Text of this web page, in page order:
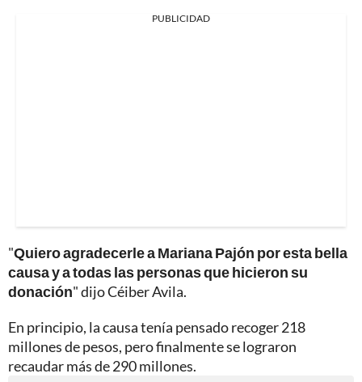
PUBLICIDAD
"Quiero agradecerle a Mariana Pajón por esta bella
causa y a todas las personas que hicieron su
donación" dijo Céiber Avila.
En principio, la causa tenía pensado recoger 218
millones de pesos, pero finalmente se lograron
recaudar más de 290 millones.